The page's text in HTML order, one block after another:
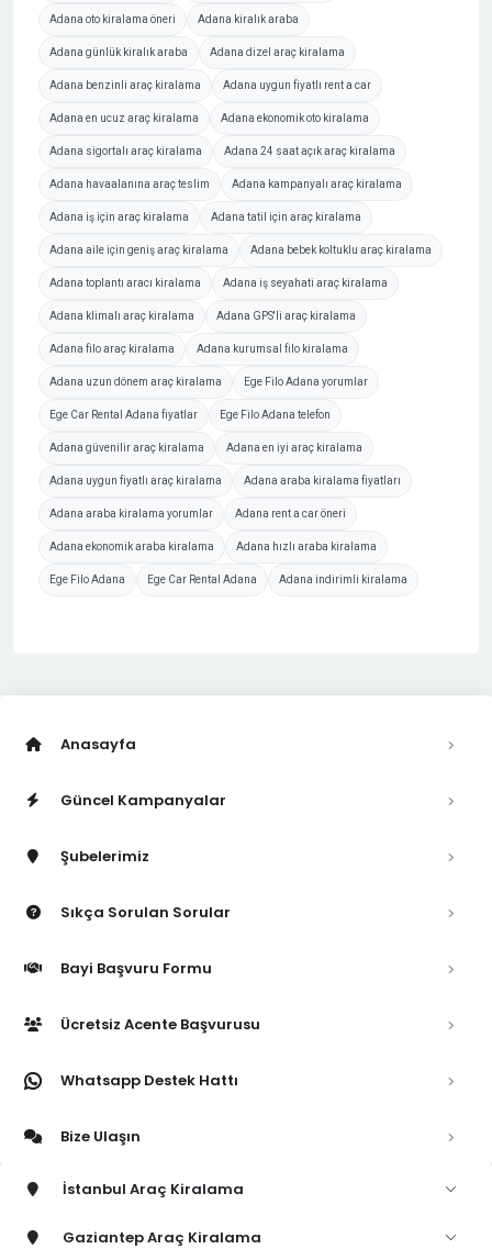
Adana oto kiralama öneri Adana kiralık araba
Adana günlük kiralık araba Adana dizel araç kiralama
Adana benzinli araç kiralama Adana uygun fiyatlı rent a car
Adana en ucuz araç kiralama Adana ekonomik oto kiralama
Adana sigortalı araç kiralama Adana 24 saat açık araç kiralama
Adana havaalanına araç teslim Adana kampanyalı araç kiralama
Adana iş için araç kiralama Adana tatil için araç kiralama
Adana aile için geniş araç kiralama Adana bebek koltuklu araç kiralama
Adana toplantı aracı kiralama Adana iş seyahati araç kiralama
Adana klimalı araç kiralama Adana GPS'li araç kiralama
Adana filo araç kiralama Adana kurumsal filo kiralama
Adana uzun dönem araç kiralama Ege Filo Adana yorumlar
Ege Car Rental Adana fiyatlar Ege Filo Adana telefon
Adana güvenilir araç kiralama Adana en iyi araç kiralama
Adana uygun fiyatlı araç kiralama Adana araba kiralama fiyatları
Adana araba kiralama yorumlar Adana rent a car öneri
Adana ekonomik araba kiralama Adana hızlı araba kiralama
Ege Filo Adana Ege Car Rental Adana Adana indirimli kiralama
Anasayfa
Güncel Kampanyalar
Şubelerimiz
Sıkça Sorulan Sorular
Bayi Başvuru Formu
Ücretsiz Acente Başvurusu
Whatsapp Destek Hattı
Bize Ulaşın
İstanbul Araç Kiralama
Gaziantep Araç Kiralama